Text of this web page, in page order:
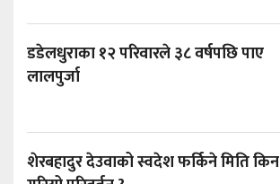
डडेलधुराका १२ परिवारले ३८ वर्षपछि पाए
लालपुर्जा
शेरबहादुर देउवाको स्वदेश फर्किने मिति किन